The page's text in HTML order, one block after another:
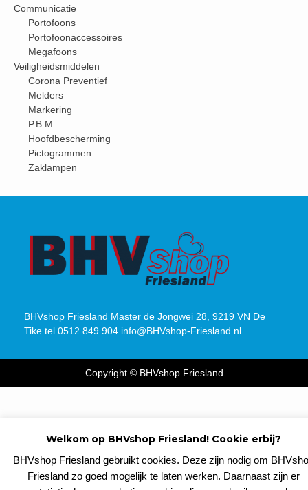
Communicatie
Portofoons
Portofoonaccessoires
Megafoons
Veiligheidsmiddelen
Corona Preventief
Melders
Markering
P.B.M.
Hoofdbescherming
Pictogrammen
Zaklampen
BHVshop Friesland Master de Jongwei 28, 9219 VN De
Tike tel 0512 849 904 info@BHVshop-Friesland.nl
Copyright © BHVshop Friesland
Welkom op BHVshop Friesland! Cookie erbij?
BHVshop Friesland gebruikt cookies. Deze zijn nodig om
Friesland zo goed mogelijk te laten werken. Daarnaast zijn er